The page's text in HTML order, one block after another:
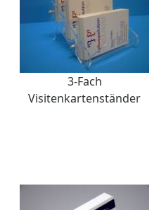
3-Fach
Visitenkartenständer